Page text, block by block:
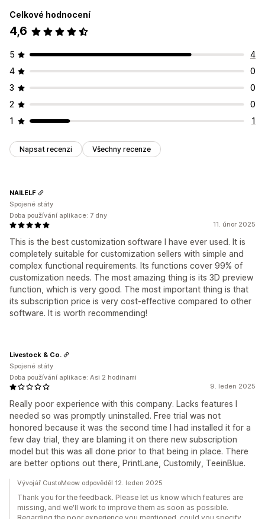
Celkové hodnocení
4,6
5
4
4
0
3
0
2
0
1
1
Napsat recenzi Všechny recenze
11. únor 2025
This is the best customization software I have ever used. It is
completely suitable for customization sellers with simple and
complex functional requirements. Its functions cover 99% of
customization needs. The most amazing thing is its 3D preview
function, which is very good. The most important thing is that
its subscription price is very cost-effective compared to other
software. It is worth recommending!
NAILELF
Spojené státy
Doba používání aplikace: 7 dny
9. leden 2025
Really poor experience with this company. Lacks features I
needed so was promptly uninstalled. Free trial was not
honored because it was the second time I had installed it for a
few day trial, they are blaming it on there new subscription
model but this was all done prior to that being in place. There
are better options out there, PrintLane, Customily, TeeinBlue.
Livestock & Co.
Spojené státy
Doba používání aplikace: Asi 2 hodinami
Vývojář CustoMeow odpověděl 12. leden 2025
Thank you for the feedback. Please let us know which features are
missing, and we'll work to improve them as soon as possible.